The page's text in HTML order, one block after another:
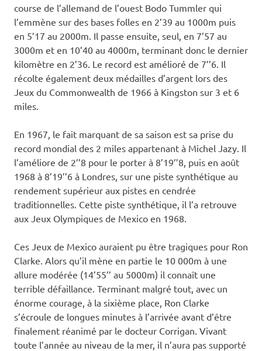
course de l’allemand de l’ouest Bodo Tummler qui
l’emmène sur des bases folles en 2’39 au 1000m puis
en 5’17 au 2000m. Il passe ensuite, seul, en 7’57 au
3000m et en 10’40 au 4000m, terminant donc le dernier
kilomètre en 2’36. Le record est amélioré de 7’’6. Il
récolte également deux médailles d’argent lors des
Jeux du Commonwealth de 1966 à Kingston sur 3 et 6
miles.
En 1967, le fait marquant de sa saison est sa prise du
record mondial des 2 miles appartenant à Michel Jazy. Il
l’améliore de 2’’8 pour le porter à 8’19’’8, puis en août
1968 à 8’19’’6 à Londres, sur une piste synthétique au
rendement supérieur aux pistes en cendrée
traditionnelles. Cette piste synthétique, il l’a retrouve
aux Jeux Olympiques de Mexico en 1968.
Ces Jeux de Mexico auraient pu être tragiques pour Ron
Clarke. Alors qu’il mène en partie le 10 000m à une
allure modérée (14’55’’ au 5000m) il connaît une
terrible défaillance. Terminant malgré tout, avec un
énorme courage, à la sixième place, Ron Clarke
s’écroule de longues minutes à l’arrivée avant d’être
finalement réanimé par le docteur Corrigan. Vivant
toute l’année au niveau de la mer, il n’aura pas supporté